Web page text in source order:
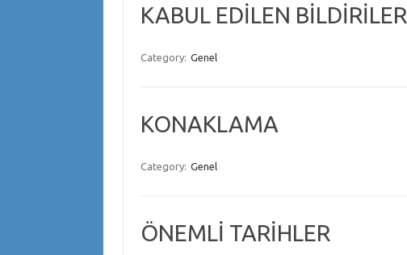
KABUL EDİLEN BİLDİRİLER
Category: Genel
KONAKLAMA
Category: Genel
ÖNEMLİ TARİHLER